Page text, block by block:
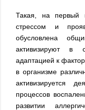
Такая, на первый
стрессом и
обусловлена
активизируют в
адаптацией к
в организме
активизируется
процессов
развитии